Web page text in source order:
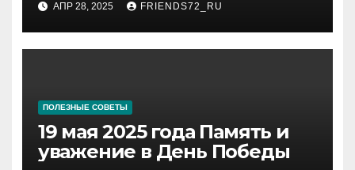
АПР 28, 2025 FRIENDS72_RU
ПОЛЕЗНЫЕ СОВЕТЫ
19 мая 2025 года Память и
уважение в День Победы